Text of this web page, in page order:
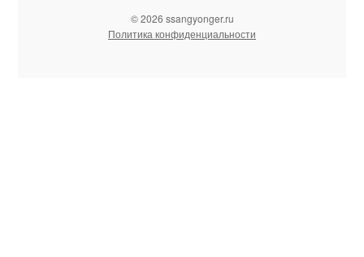
© 2026 ssangyonger.ru
Политика конфиденциальности